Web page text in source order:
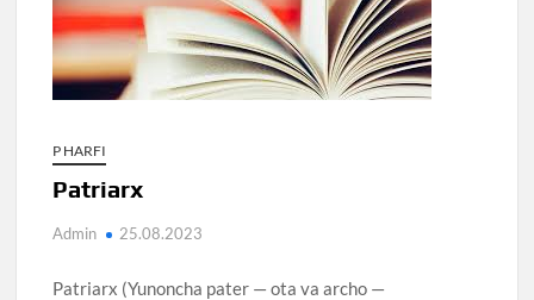
P HARFI
Patriarx
Admin 25.08.2023
Patriarx (Yunoncha pater — ota va archo —